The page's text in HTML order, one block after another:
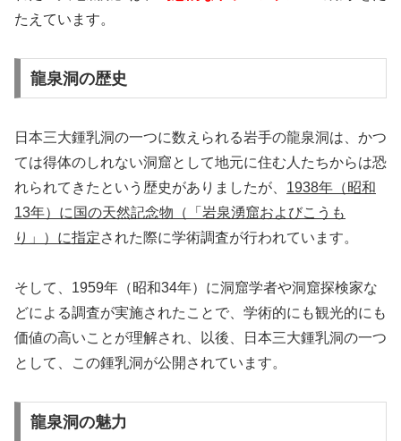
たえています。
龍泉洞の歴史
日本三大鍾乳洞の一つに数えられる岩手の龍泉洞は、かつ
ては得体のしれない洞窟として地元に住む人たちからは恐
れられてきたという歴史がありましたが、 1938年（昭和
13年）に国の天然記念物（「岩泉湧窟およびこうも
り」）に指定された際に学術調査が行われています。
そして、1959年（昭和34年）に洞窟学者や洞窟探検家な
どによる調査が実施されたことで、学術的にも観光的にも
価値の高いことが理解され、以後、日本三大鍾乳洞の一つ
として、この鍾乳洞が公開されています。
龍泉洞の魅力